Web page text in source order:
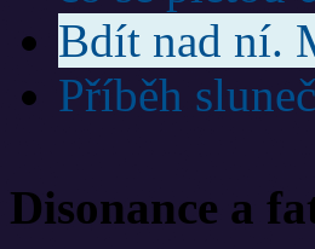
Bdít nad ní.
Příběh
Disonance a